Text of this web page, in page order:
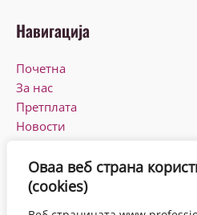
Оваа веб страна
(cookies)
Навигација
Почетна
За нас
Претплата
Новости
Контакт
Работно време